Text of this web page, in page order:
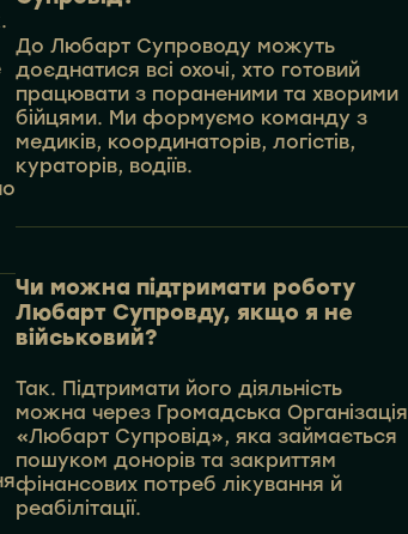
До Любарт Супроводу можуть
доєднатися всі охочі, хто готовий
працювати з пораненими та хворими
бійцями. Ми формуємо команду з
медиків, координаторів, логістів,
кураторів, водіїв.
Чи можна підтримати роботу
Любарт Супровду, якщо я не
військовий?
Так. Підтримати його діяльність
можна через Громадська Організація
«Любарт Супровід», яка займається
пошуком донорів та закриттям
фінансових потреб лікування й
реабілітації.